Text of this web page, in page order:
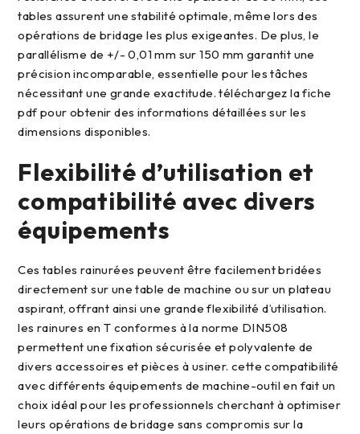
tables assurent une stabilité optimale, même lors des
opérations de bridage les plus exigeantes. De plus, le
parallélisme de +/- 0,01 mm sur 150 mm garantit une
précision incomparable, essentielle pour les tâches
nécessitant une grande exactitude. téléchargez la fiche
pdf pour obtenir des informations détaillées sur les
dimensions disponibles.
flexibilité d’utilisation et
compatibilité avec divers
équipements
ces tables rainurées peuvent être facilement bridées
directement sur une table de machine ou sur un plateau
aspirant, offrant ainsi une grande flexibilité d’utilisation.
les rainures en T conformes à la norme DIN508
permettent une fixation sécurisée et polyvalente de
divers accessoires et pièces à usiner. cette compatibilité
avec différents équipements de machine-outil en fait un
choix idéal pour les professionnels cherchant à optimiser
leurs opérations de bridage sans compromis sur la